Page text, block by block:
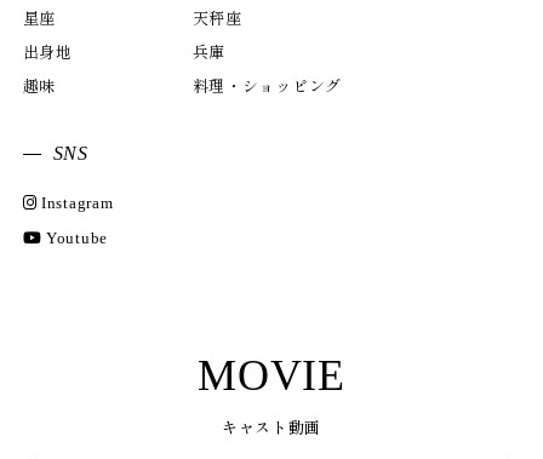
星座
天秤座
出身地
兵庫
趣味
料理・ショッピング
SNS
Instagram
Youtube
MOVIE
キャスト動画